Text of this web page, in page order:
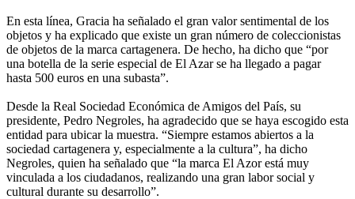
En esta línea, Gracia ha señalado el gran valor sentimental de los
objetos y ha explicado que existe un gran número de coleccionistas
de objetos de la marca cartagenera. De hecho, ha dicho que “por
una botella de la serie especial de El Azar se ha llegado a pagar
hasta 500 euros en una subasta”.
Desde la Real Sociedad Económica de Amigos del País, su
presidente, Pedro Negroles, ha agradecido que se haya escogido esta
entidad para ubicar la muestra. “Siempre estamos abiertos a la
sociedad cartagenera y, especialmente a la cultura”, ha dicho
Negroles, quien ha señalado que “la marca El Azor está muy
vinculada a los ciudadanos, realizando una gran labor social y
cultural durante su desarrollo”.